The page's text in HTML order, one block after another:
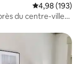
Évaluation
4,98 (193)
du centre-ville